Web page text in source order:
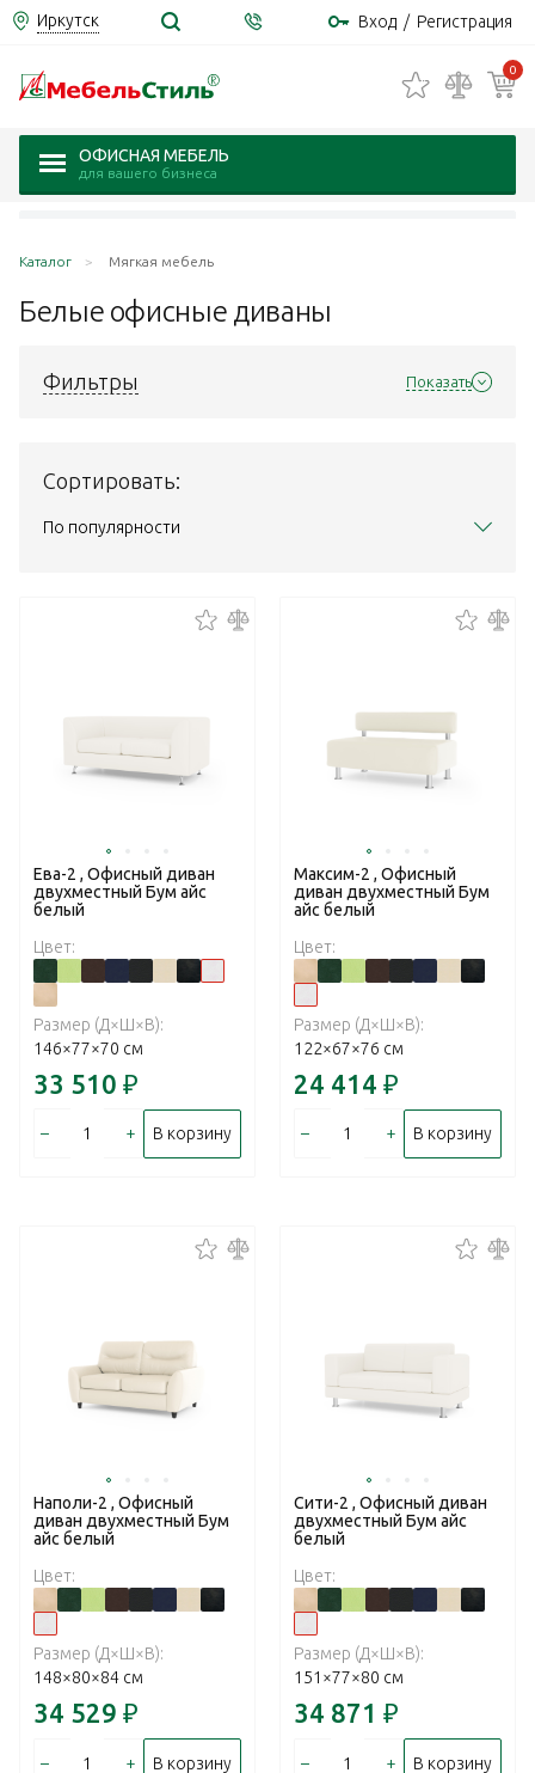
Иркутск Вход / Регистрация
0
ОФИСНАЯ МЕБЕЛЬ
для вашего бизнеса
Каталог Мягкая мебель
Белые офисные диваны
Фильтры Показать
Сортировать:
По популярности
Ева-2 , Офисный диван
двухместный Бум айс
белый
Цвет:
Размер (Д×Ш×В):
146×77×70 см
33 510 ₽
– + В корзину
Максим-2 , Офисный
диван двухместный Бум
айс белый
Цвет:
Размер (Д×Ш×В):
122×67×76 см
24 414 ₽
– + В корзину
Наполи-2 , Офисный
диван двухместный Бум
айс белый
Цвет:
Размер (Д×Ш×В):
148×80×84 см
34 529 ₽
– + В корзину
Сити-2 , Офисный диван
двухместный Бум айс
белый
Цвет:
Размер (Д×Ш×В):
151×77×80 см
34 871 ₽
– + В корзину